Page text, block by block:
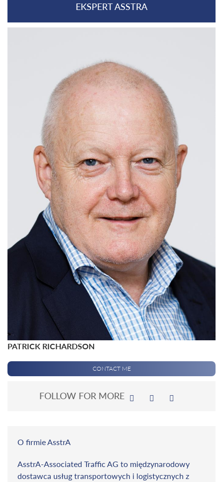
EKSPERT ASSTRA
PATRICK RICHARDSON
CONTACT ME
FOLLOW FOR MORE
O firmie AsstrA
AsstrA-Associated Traffic AG to międzynarodowy
dostawca usług transportowych i logistycznych z